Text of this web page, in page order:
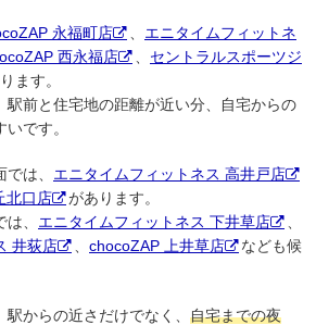
永福町店
エニタイムフィットネ
西永福店
セントラルスポーツジ
ます。
駅前と住宅地の距離が近い分、自宅からの
です。
は、 エニタイムフィットネス 高井戸店
北口店
があります。
、 エニタイムフィットネス 下井草店
井荻店
chocoZAP 上井草店
なども候
からの近さだけでなく、 自宅までの夜